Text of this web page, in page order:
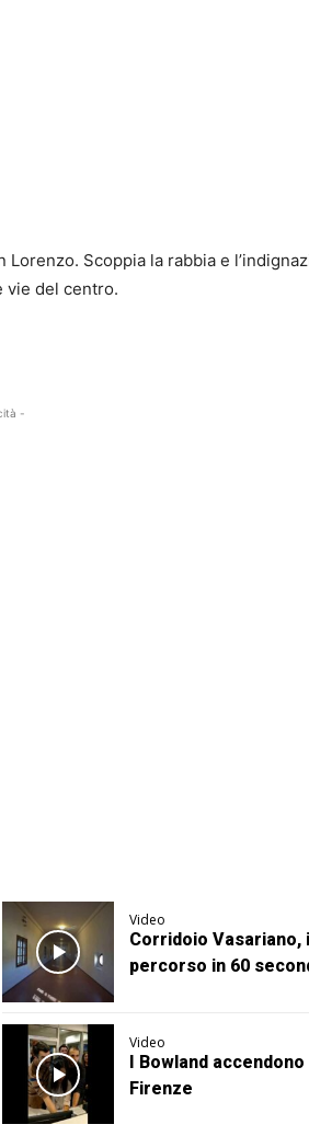
Scoppia la rabbia e
vie del centro.
-
Video
Corridoio Vasariano,
percorso in 60
Video
I Bowland accendono
Firenze